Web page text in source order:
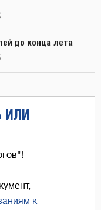
до конца лета
ИЛИ
к